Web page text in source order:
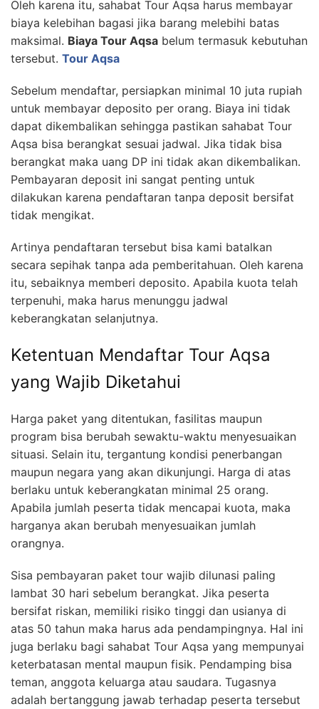
Oleh karena itu, sahabat Tour Aqsa harus membayar
biaya kelebihan bagasi jika barang melebihi batas
maksimal. Biaya Tour Aqsa belum termasuk kebutuhan
tersebut. Tour Aqsa
Sebelum mendaftar, persiapkan minimal 10 juta rupiah
untuk membayar deposito per orang. Biaya ini tidak
dapat dikembalikan sehingga pastikan sahabat Tour
Aqsa bisa berangkat sesuai jadwal. Jika tidak bisa
berangkat maka uang DP ini tidak akan dikembalikan.
Pembayaran deposit ini sangat penting untuk
dilakukan karena pendaftaran tanpa deposit bersifat
tidak mengikat.
Artinya pendaftaran tersebut bisa kami batalkan
secara sepihak tanpa ada pemberitahuan. Oleh karena
itu, sebaiknya memberi deposito. Apabila kuota telah
terpenuhi, maka harus menunggu jadwal
keberangkatan selanjutnya.
Ketentuan Mendaftar Tour Aqsa
yang Wajib Diketahui
Harga paket yang ditentukan, fasilitas maupun
program bisa berubah sewaktu-waktu menyesuaikan
situasi. Selain itu, tergantung kondisi penerbangan
maupun negara yang akan dikunjungi. Harga di atas
berlaku untuk keberangkatan minimal 25 orang.
Apabila jumlah peserta tidak mencapai kuota, maka
harganya akan berubah menyesuaikan jumlah
orangnya.
Sisa pembayaran paket tour wajib dilunasi paling
lambat 30 hari sebelum berangkat. Jika peserta
bersifat riskan, memiliki risiko tinggi dan usianya di
atas 50 tahun maka harus ada pendampingnya. Hal ini
juga berlaku bagi sahabat Tour Aqsa yang mempunyai
keterbatasan mental maupun fisik. Pendamping bisa
teman, anggota keluarga atau saudara. Tugasnya
adalah bertanggung jawab terhadap peserta tersebut